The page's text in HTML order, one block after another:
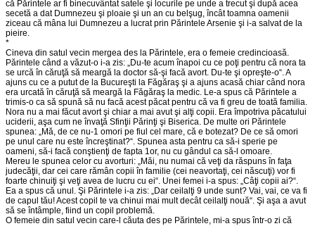
că Părintele ar fi binecuvântat satele şi locurile pe unde a trecut şi după acea
secetă a dat Dumnezeu şi ploaie şi un an cu belşug, încât toamna oamenii
ziceau că mâna lui Dumnezeu a lucrat prin Părintele Arsenie şi i-a salvat de la
pieire.
*
Cineva din satul vecin mergea des la Părintele, era o femeie credincioasă.
Părintele când a văzut-o i-a zis: „Du-te acum înapoi cu ce poţi pentru că nora ta
se urcă în căruţă să meargă la doctor să-şi facă avort. Du-te şi opreşte-o“. A
ajuns cu ce a putut de la Bucureşti la Făgăraş şi a ajuns acasă chiar când nora
era urcată în căruţă să meargă la Făgăraş la medic. Le-a spus că Părintele a
trimis-o ca să spună să nu facă acest păcat pentru că va fi greu de toată familia.
Nora nu a mai făcut avort şi chiar a mai avut şi alţi copii. Era împotriva păcatului
uciderii, aşa cum ne învaţă Sfinţii Părinţi şi Biserica. De multe ori Părintele
spunea: „Mă, de ce nu-1 omori pe fiul cel mare, că e botezat? De ce să omori
pe unul care nu este încreştinat?“. Spunea asta pentru ca să-i sperie pe
oameni, să-i facă conştienţi de fapta 1or, nu cu gândul ca să-l omoare.
Mereu le spunea celor cu avorturi: „Măi, nu numai că veţi da răspuns în faţa
judecăţii, dar cei care rămân copii în familie (cei neavortaţi, cei născuţi) vor fi
foarte chinuiţi şi veţi avea de lucru cu ei“. Unei femei i-a spus: „Câţi copii ai?“.
Ea a spus că unul. Şi Părintele i-a zis: „Dar ceilalţi 9 unde sunt? Vai, vai, ce va fi
de capul tău! Acest copil te va chinui mai mult decât ceilalţi nouă“. Şi aşa a avut
să se întâmple, fiind un copil problemă.
O femeie din satul vecin care-l căuta des pe Părintele, mi-a spus într-o zi că